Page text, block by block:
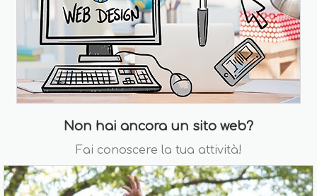
Non hai ancora un sito web?
Fai conoscere la tua attività!